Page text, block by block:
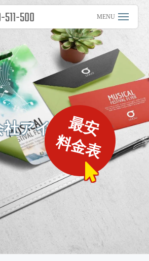
511-500
社アイエヌジー
最安
料金表